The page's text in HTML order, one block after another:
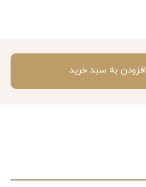
افزودن به سبد خرید